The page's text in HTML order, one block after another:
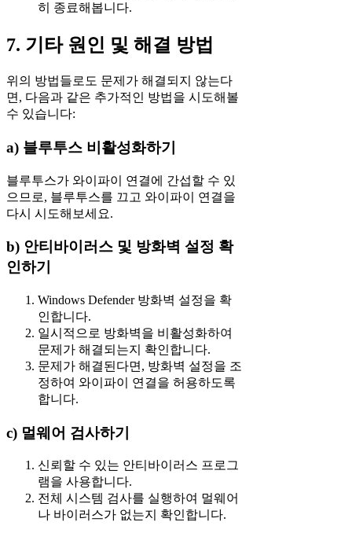
히 종료해봅니다.
7. 기타 원인 및 해결 방법
위의 방법들로도 문제가 해결되지 않는다
면, 다음과 같은 추가적인 방법을 시도해볼
수 있습니다:
a) 블루투스 비활성화하기
블루투스가 와이파이 연결에 간섭할 수 있
으므로, 블루투스를 끄고 와이파이 연결을
다시 시도해보세요.
b) 안티바이러스 및 방화벽 설정 확
인하기
Windows Defender 방화벽 설정을 확
인합니다.
일시적으로 방화벽을 비활성화하여
문제가 해결되는지 확인합니다.
문제가 해결된다면, 방화벽 설정을 조
정하여 와이파이 연결을 허용하도록
합니다.
c) 멀웨어 검사하기
신뢰할 수 있는 안티바이러스 프로그
램을 사용합니다.
전체 시스템 검사를 실행하여 멀웨어
나 바이러스가 없는지 확인합니다.